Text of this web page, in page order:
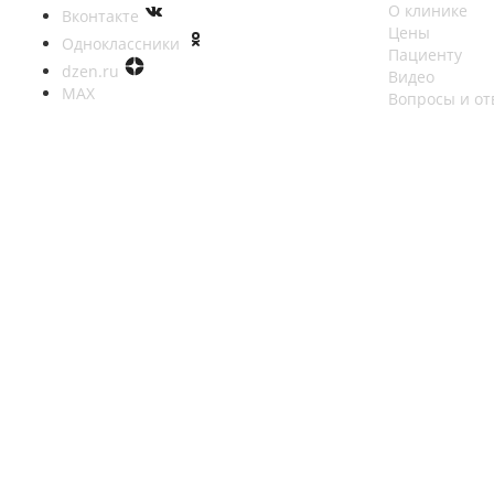
Вконтакте
Одноклассники
dzen.ru
MAX
О клинике
Цены
Пациенту
Видео
Вопросы и